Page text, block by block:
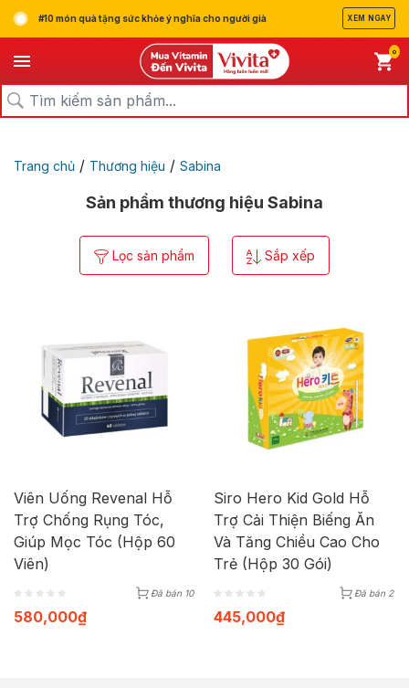
#10 món quà tặng sức khỏe ý nghĩa cho người già XEM NGAY
0
Trang chủ / Thương hiệu / Sabina
Sản phẩm thương hiệu Sabina
Lọc sản phẩm Sắp xếp
Viên Uống Revenal Hỗ
Trợ Chống Rụng Tóc,
Giúp Mọc Tóc (Hộp 60
Viên)
Đã bán 10
580,000₫
Siro Hero Kid Gold Hỗ
Trợ Cải Thiện Biếng Ăn
Và Tăng Chiều Cao Cho
Trẻ (Hộp 30 Gói)
Đã bán 2
445,000₫